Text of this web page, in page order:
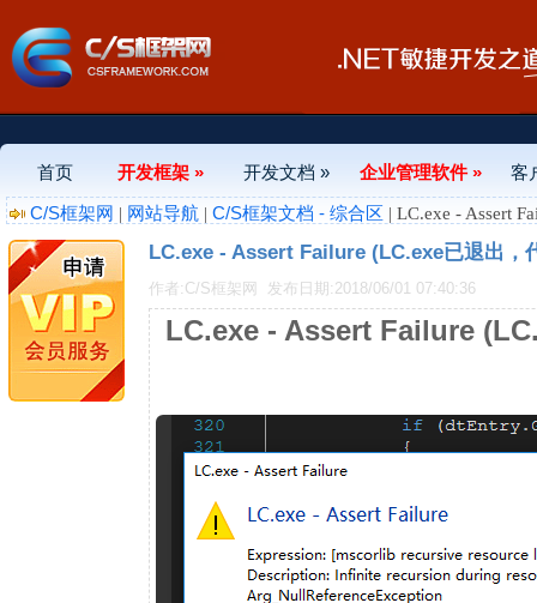
首页 开发框架 » 开发文档 » 企业管理软件 »
客
C/S框架网 | 网站导航 | C/S框架文档 - 综合区 | LC.exe - Assert
LC.exe - Assert Failure (LC.exe已退出，
作者:C/S框架网 发布日期:2018/06/01 07:40:36
LC.exe - Assert Failure